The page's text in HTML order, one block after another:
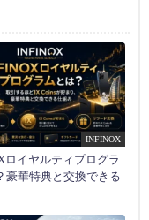
INFINOX
ロイヤルティプログラ
豪華特典と交換できる